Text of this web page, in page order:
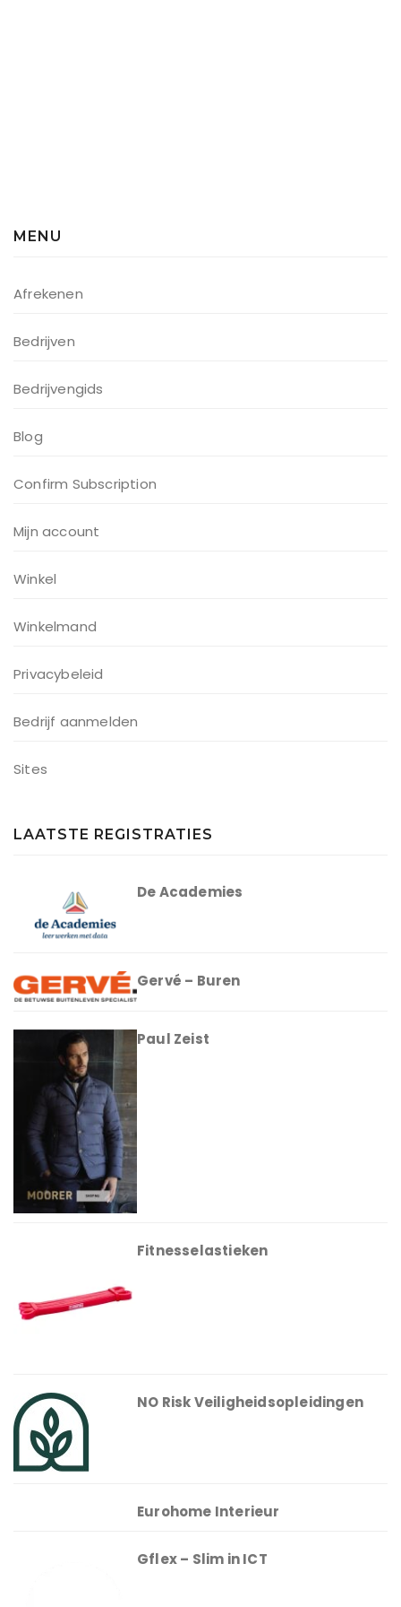
MENU
Afrekenen
Bedrijven
Bedrijvengids
Blog
Confirm Subscription
Mijn account
Winkel
Winkelmand
Privacybeleid
Bedrijf aanmelden
Sites
LAATSTE REGISTRATIES
De Academies
Gervé – Buren
Paul Zeist
Fitnesselastieken
NO Risk Veiligheidsopleidingen
Eurohome Interieur
Gflex – Slim in ICT